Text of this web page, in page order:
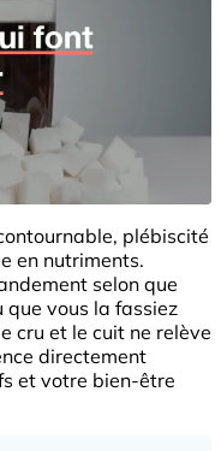
plébiscité
en nutriments.
selon que
que vous la fassiez
cru et le cuit ne relève
directement
et votre bien-être